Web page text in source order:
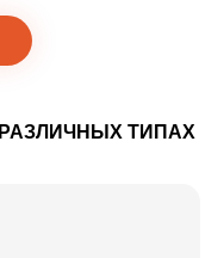
РАЗЛИЧНЫХ ТИПАХ